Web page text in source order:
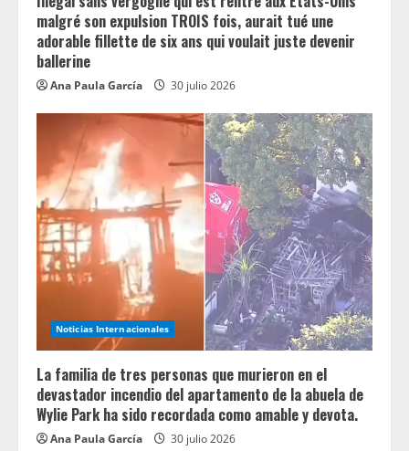
malgré son expulsion TROIS fois, aurait tué une
adorable fillette de six ans qui voulait juste devenir
ballerine
Ana Paula García 30 julio 2026
Noticias Internacionales
La familia de tres personas que murieron en el
devastador incendio del apartamento de la abuela de
Wylie Park ha sido recordada como amable y devota.
Ana Paula García 30 julio 2026